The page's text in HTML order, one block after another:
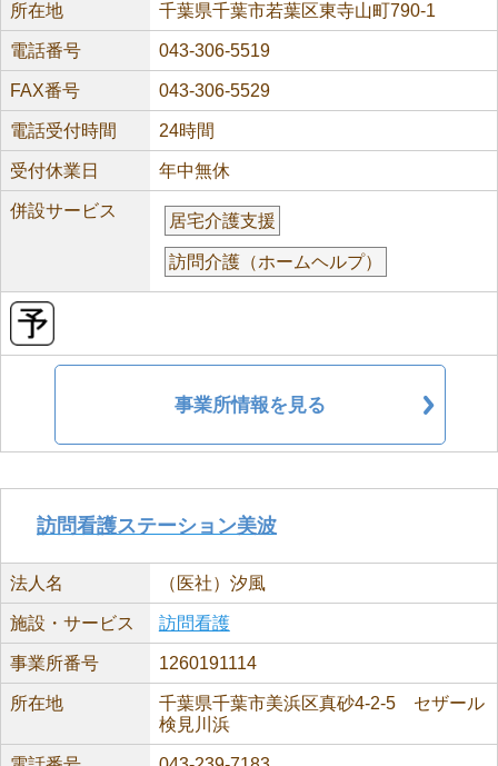
所在地 千葉県千葉市若葉区東寺山町790-1
電話番号 043-306-5519
FAX番号 043-306-5529
電話受付時間 24時間
受付休業日 年中無休
併設サービス
居宅介護支援
訪問介護（ホームヘルプ）
事業所情報を見る
訪問看護ステーション美波
法人名 （医社）汐風
施設・サービス 訪問看護
事業所番号 1260191114
所在地
千葉県千葉市美浜区真砂4-2-5 セザール
検見川浜